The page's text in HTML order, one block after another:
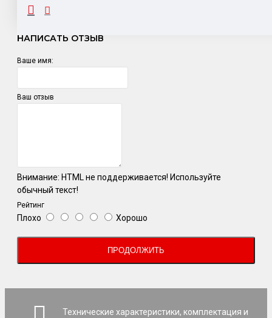
ОТЗЫВЫ
НАПИСАТЬ ОТЗЫВ
Ваше имя:
Ваш отзыв
Внимание: HTML не поддерживается! Используйте
обычный текст!
Рейтинг
Плохо Хорошо
ПРОДОЛЖИТЬ
Технические характеристики, комплектация и